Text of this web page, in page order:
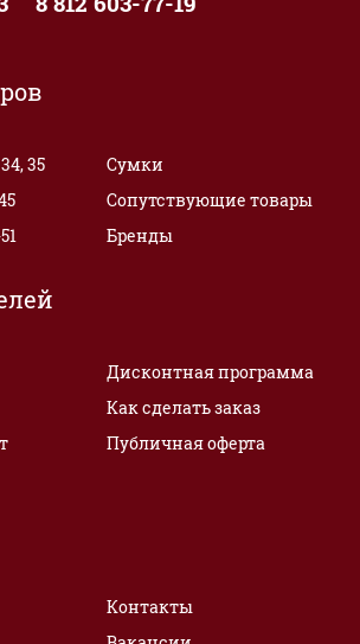
35
Сумки
Сопутствующие товары
Бренды
Дисконтная программа
Как сделать заказ
Публичная оферта
Контакты